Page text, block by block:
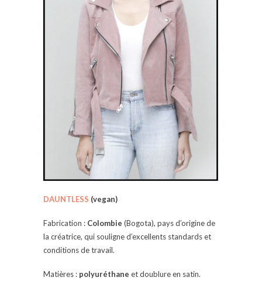
DAUNTLESS (vegan)
Fabrication : Colombie (Bogota), pays d’origine de
la créatrice, qui souligne d’excellents standards et
conditions de travail.
Matières : polyuréthane et doublure en satin.